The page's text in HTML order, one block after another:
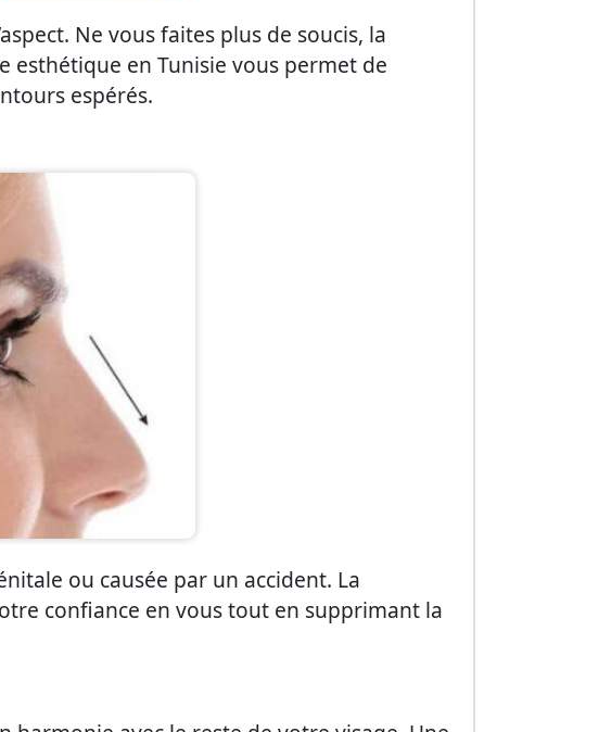
Ne vous faites plus de soucis, la
esthétique en Tunisie vous permet de
espérés.
ou causée par un accident. La
confiance en vous tout en supprimant la